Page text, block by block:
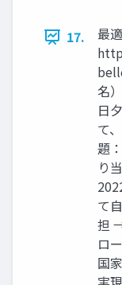
17.
最
名
日
て
題
り
て
担
ロ
国